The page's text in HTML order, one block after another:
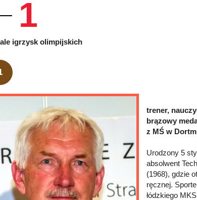
1
igrzysk olimpijskich
trener,
brązowy
z MŚ w
Urodzony 5
absolwent
(1968), gdzie
ręcznej.
łódzkiego